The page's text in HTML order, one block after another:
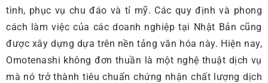
tình, phục vụ chu đáo và tỉ mỹ. Các quy định và phong
cách làm việc của các doanh nghiệp tại Nhật Bản cũng
được xây dựng dựa trên nền tảng văn hóa này. Hiện nay,
Omotenashi không đơn thuần là một nghệ thuật dịch vụ
mà nó trở thành tiêu chuẩn chứng nhận chất lượng dịch